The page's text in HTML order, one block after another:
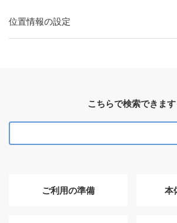
位置情報の設定
こちらで検索できます
ご利用の準備 本